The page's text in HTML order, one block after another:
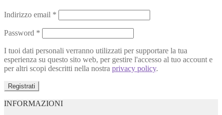
Indirizzo email *
Password *
I tuoi dati personali verranno utilizzati per supportare la tua
esperienza su questo sito web, per gestire l'accesso al tuo account e
per altri scopi descritti nella nostra privacy policy.
Registrati
INFORMAZIONI